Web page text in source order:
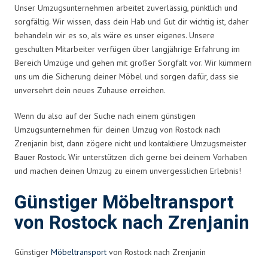
Unser Umzugsunternehmen arbeitet zuverlässig, pünktlich und
sorgfältig. Wir wissen, dass dein Hab und Gut dir wichtig ist, daher
behandeln wir es so, als wäre es unser eigenes. Unsere
geschulten Mitarbeiter verfügen über langjährige Erfahrung im
Bereich Umzüge und gehen mit großer Sorgfalt vor. Wir kümmern
uns um die Sicherung deiner Möbel und sorgen dafür, dass sie
unversehrt dein neues Zuhause erreichen.
Wenn du also auf der Suche nach einem günstigen
Umzugsunternehmen für deinen Umzug von Rostock nach
Zrenjanin bist, dann zögere nicht und kontaktiere Umzugsmeister
Bauer Rostock. Wir unterstützen dich gerne bei deinem Vorhaben
und machen deinen Umzug zu einem unvergesslichen Erlebnis!
Günstiger Möbeltransport
von Rostock nach Zrenjanin
Günstiger Möbeltransport von Rostock nach Zrenjanin